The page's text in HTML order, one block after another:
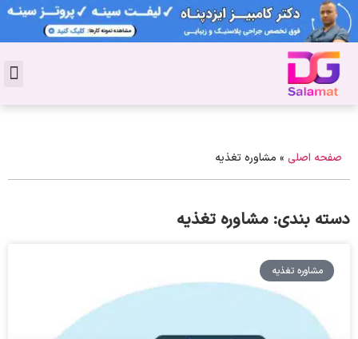
صفحه اصلی » مشاوره تغذیه
دسته بندی: مشاوره تغذیه
مشاوره تغذیه